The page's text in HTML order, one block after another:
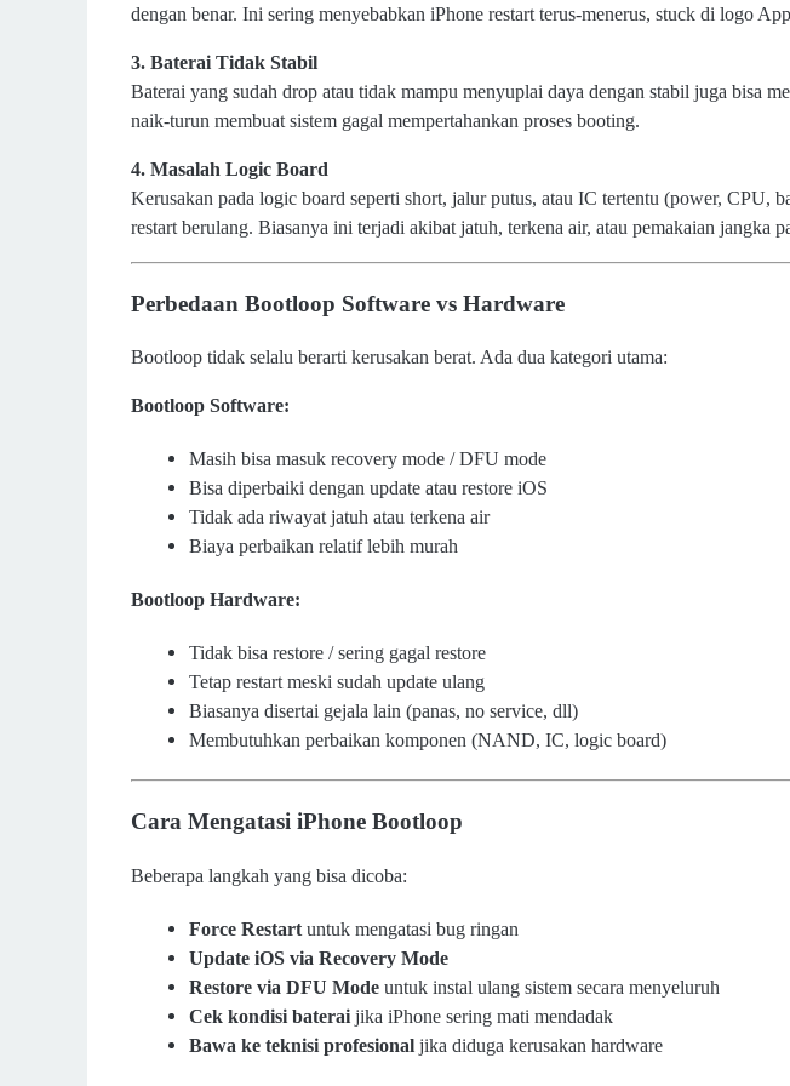
dengan benar. Ini sering menyebabkan iPhone restart terus-menerus, stuck di logo
3. Baterai Tidak Stabil
Baterai yang sudah drop atau tidak mampu menyuplai daya dengan stabil juga bisa
naik-turun membuat sistem gagal mempertahankan proses booting.
4. Masalah Logic Board
Kerusakan pada logic board seperti short, jalur putus, atau IC tertentu (power, CPU,
restart berulang. Biasanya ini terjadi akibat jatuh, terkena air, atau pemakaian jangka
Perbedaan Bootloop Software vs Hardware
Bootloop tidak selalu berarti kerusakan berat. Ada dua kategori utama:
Bootloop Software:
Masih bisa masuk recovery mode / DFU mode
Bisa diperbaiki dengan update atau restore iOS
Tidak ada riwayat jatuh atau terkena air
Biaya perbaikan relatif lebih murah
Bootloop Hardware:
Tidak bisa restore / sering gagal restore
Tetap restart meski sudah update ulang
Biasanya disertai gejala lain (panas, no service, dll)
Membutuhkan perbaikan komponen (NAND, IC, logic board)
Cara Mengatasi iPhone Bootloop
Beberapa langkah yang bisa dicoba:
Force Restart untuk mengatasi bug ringan
Update iOS via Recovery Mode
Restore via DFU Mode untuk instal ulang sistem secara menyeluruh
Cek kondisi baterai jika iPhone sering mati mendadak
Bawa ke teknisi profesional jika diduga kerusakan hardware